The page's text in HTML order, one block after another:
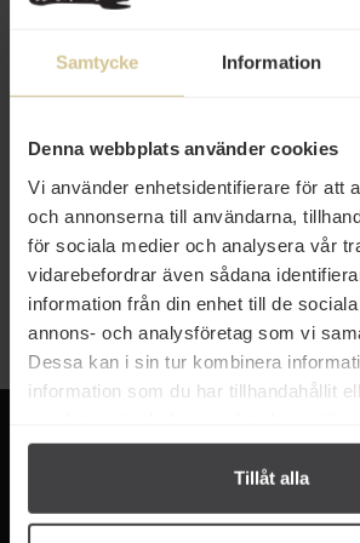
Samtycke Information
Denna webbplats använder cookies
Vi använder enhetsidentifierare för att
och annonserna till användarna,
för sociala medier och analysera vår
vidarebefordrar även sådana
information från din enhet till de
annons- och analysföretag som vi
Dessa kan i sin tur kombinera
information som du har tillhandahållit
Tillåt alla
21 kr
Nordiskt Lakritskök Extra Salt
Lakrits 120g
Köp
21 kr
Nordiskt
Vanliga frågor
Frakt och leverans
Monin
Pasta